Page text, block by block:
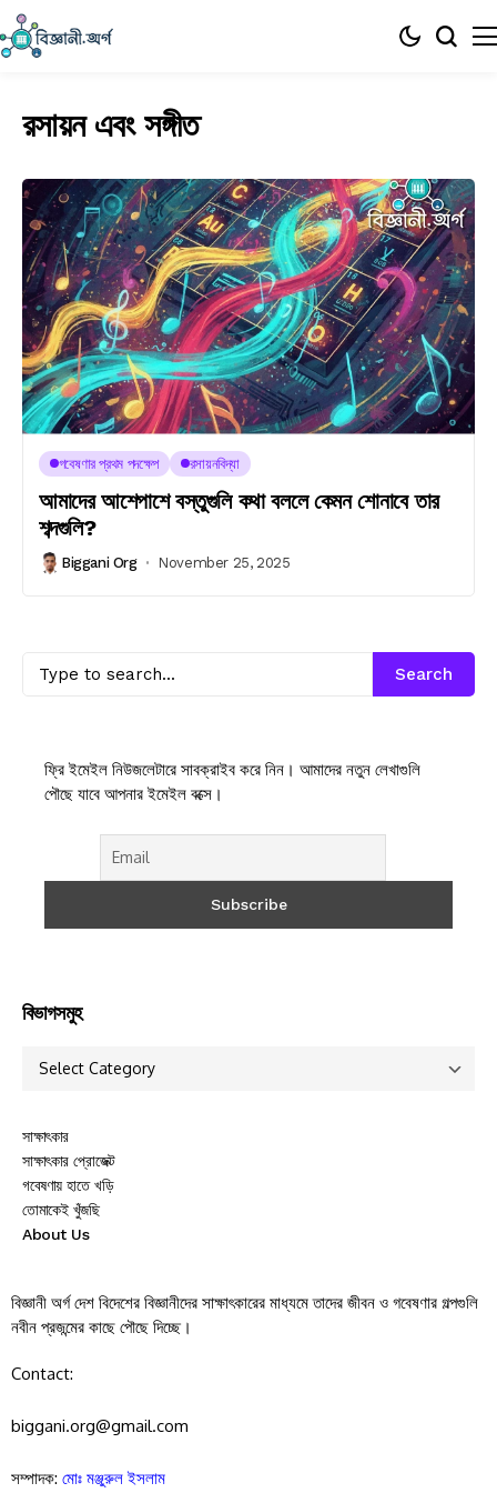
রসায়ন এবং সঙ্গীত
গবেষণার প্রথম পদক্ষেপ রসায়নবিদ্যা
আমাদের আশেপাশে বস্তুগুলি কথা বললে কেমন শোনাবে তার
শব্দগুলি?
Biggani Org November 25, 2025
Search
ফ্রি ইমেইল নিউজলেটারে সাবক্রাইব করে নিন। আমাদের নতুন লেখাগুলি
পৌছে যাবে আপনার ইমেইল বক্সে।
বিভাগসমুহ
সাক্ষাৎকার
সাক্ষাৎকার প্রোজেক্ট
গবেষণায় হাতে খড়ি
তোমাকেই খুঁজছি
About Us
বিজ্ঞানী অর্গ দেশ বিদেশের বিজ্ঞানীদের সাক্ষাৎকারের মাধ্যমে তাদের জীবন ও গবেষণার গল্পগুলি
নবীন প্রজন্মের কাছে পৌছে দিচ্ছে।
Contact:
biggani.org@gmail.com
সম্পাদক: মোঃ মঞ্জুরুল ইসলাম